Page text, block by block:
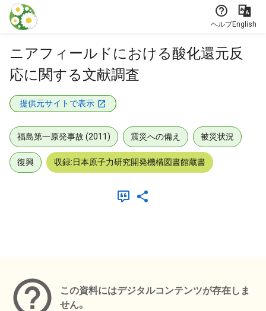
本文に飛ぶ
ヘルプEnglish
ニアフィールドにおける酸化還元反
応に関する文献調査
提供元サイトで表示
福島第一原発事故 (2011) 震災への備え 被災状況
復興 収録:日本原子力研究開発機構図書館蔵書
この資料にはデジタルコンテンツが存在しま
せん。